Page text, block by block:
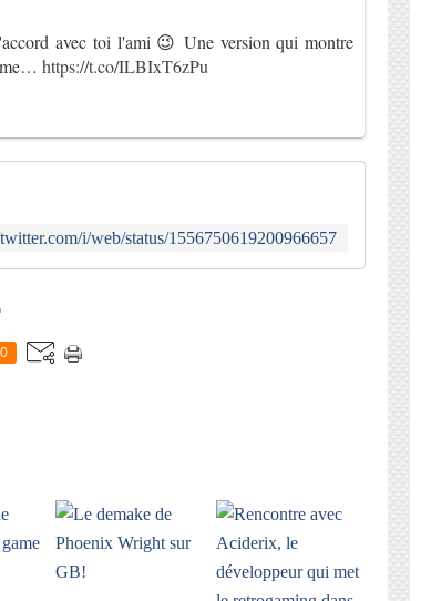
avec toi l'ami 😉 Une version qui montre
https://t.co/ILBIxT6zPu
i/web/status/1556750619200966657
0